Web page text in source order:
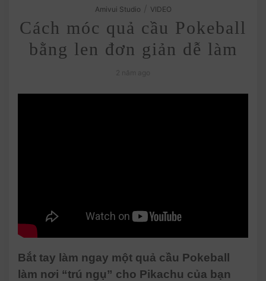
Amivui Studio VIDEO
Cách móc quả cầu Pokeball
bằng len đơn giản dễ làm
Bắt tay làm ngay một quả cầu Pokeball
làm nơi “trú ngụ” cho Pikachu của bạn